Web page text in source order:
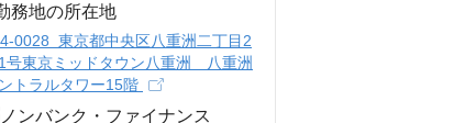
務地の所在地
0028 東京都中央区八重洲二丁目2
号東京ミッドタウン八重洲 八重洲
トラルタワー15階